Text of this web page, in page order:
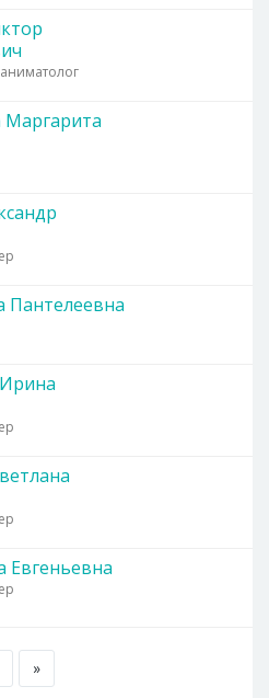
Маргарита
Евгеньевна
»